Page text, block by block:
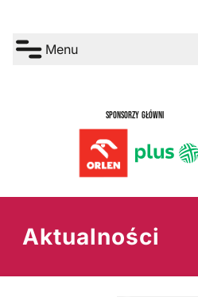
Menu
SPONSORZY GŁÓWNI
Aktualności